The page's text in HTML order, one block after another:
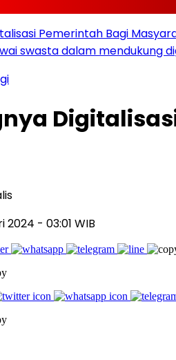
Pemerintah Bagi
swasta dalam mendukung
2024 - 03:01 WIB